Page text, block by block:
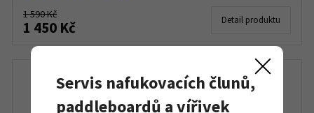
1 590 Kč
1 450 Kč Detail produktu
Servis nafukovacích člunů,
paddleboardů a vířivek